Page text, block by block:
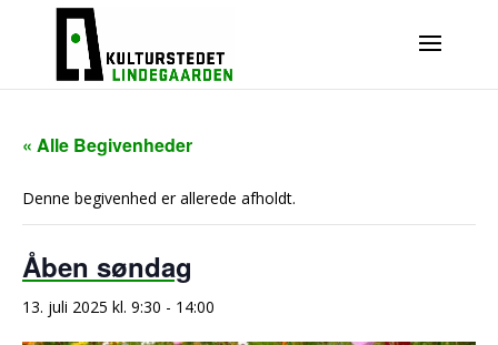
« Alle Begivenheder
Denne begivenhed er allerede afholdt.
Åben søndag
13. juli 2025 kl. 9:30 - 14:00